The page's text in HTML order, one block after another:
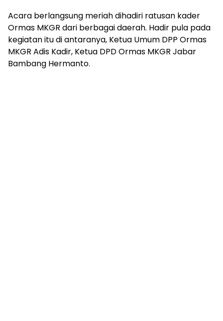
Acara berlangsung meriah dihadiri ratusan kader
Ormas MKGR dari berbagai daerah. Hadir pula pada
kegiatan itu di antaranya, Ketua Umum DPP Ormas
MKGR Adis Kadir, Ketua DPD Ormas MKGR Jabar
Bambang Hermanto.